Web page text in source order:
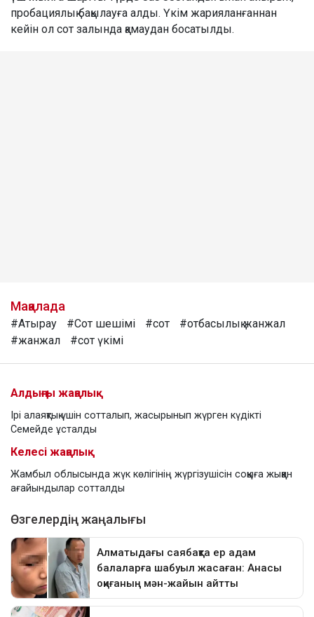
пробациялық бақылауға алды. Үкім жарияланғаннан
кейін ол сот залында қамаудан босатылды.
Мақалада
#Атырау #Сот шешімі #сот
#отбасылық жанжал
#жанжал
#сот үкімі
Алдыңғы жаңалық
Ірі алаяқтық үшін сотталып, жасырынып жүрген күдікті
Семейде ұсталды
Келесі жаңалық
Жамбыл облысында жүк көлігінің жүргізушісін соққыға жыққан
ағайындылар сотталды